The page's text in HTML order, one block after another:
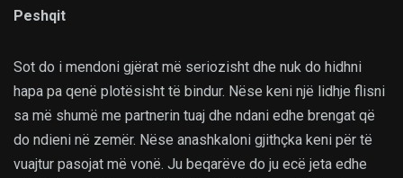
Peshqit
Sot do i mendoni gjërat më seriozisht dhe nuk do hidhni
hapa pa qenë plotësisht të bindur. Nëse keni një lidhje flisni
sa më shumë me partnerin tuaj dhe ndani edhe brengat që
do ndieni në zemër. Nëse anashkaloni gjithçka keni për të
vuajtur pasojat më vonë. Ju beqarëve do ju ecë jeta edhe